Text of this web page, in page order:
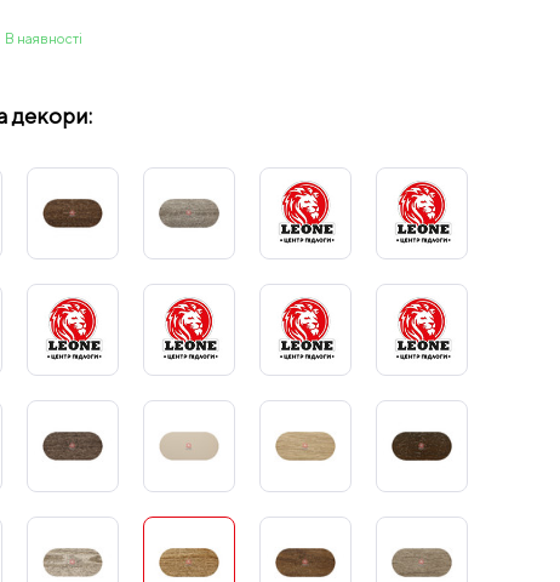
В наявності
декори: